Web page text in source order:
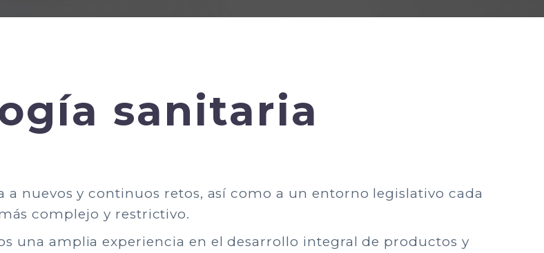
sanitaria
nuevos y continuos retos, así como a un entorno legislativo cada
complejo y restrictivo.
una amplia experiencia en el desarrollo integral de productos y